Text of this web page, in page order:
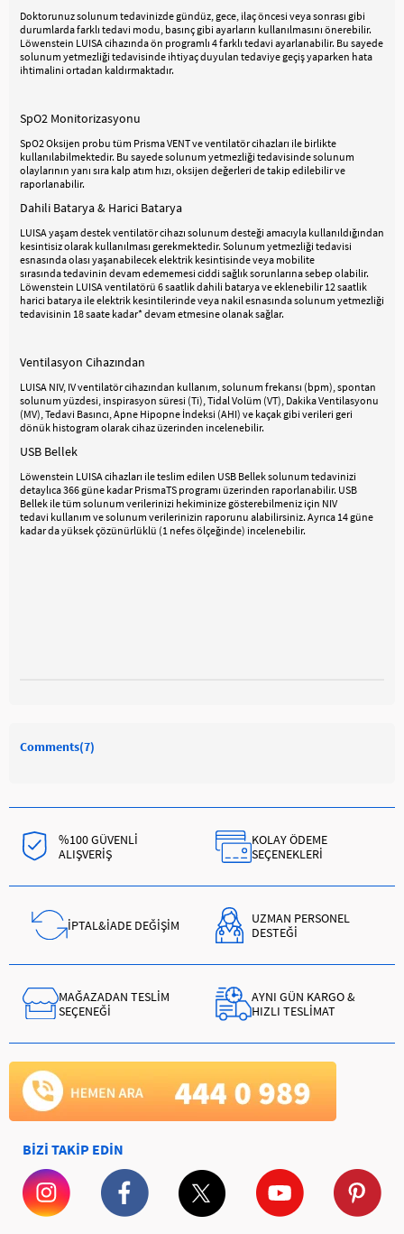
Doktorunuz solunum tedavinizde gündüz, gece, ilaç öncesi veya sonrası gibi
durumlarda farklı tedavi modu, basınç gibi ayarların kullanılmasını önerebilir.
Löwenstein LUISA cihazında ön programlı 4 farklı tedavi ayarlanabilir. Bu sayede
solunum yetmezliği tedavisinde ihtiyaç duyulan tedaviye geçiş yaparken hata
ihtimalini ortadan kaldırmaktadır.
SpO2 Monitorizasyonu
SpO2 Oksijen probu tüm Prisma VENT ve ventilatör cihazları ile birlikte
kullanılabilmektedir. Bu sayede solunum yetmezliği tedavisinde solunum
olaylarının yanı sıra kalp atım hızı, oksijen değerleri de takip edilebilir ve
raporlanabilir.
Dahili Batarya & Harici Batarya
LUISA yaşam destek ventilatör cihazı solunum desteği amacıyla kullanıldığından
kesintisiz olarak kullanılması gerekmektedir. Solunum yetmezliği tedavisi
esnasında olası yaşanabilecek elektrik kesintisinde veya mobilite
sırasında tedavinin devam edememesi ciddi sağlık sorunlarına sebep olabilir.
Löwenstein LUISA ventilatörü 6 saatlik dahili batarya ve eklenebilir 12 saatlik
harici batarya ile elektrik kesintilerinde veya nakil esnasında solunum yetmezliği
tedavisinin 18 saate kadar* devam etmesine olanak sağlar.
Ventilasyon Cihazından
LUISA NIV, IV ventilatör cihazından kullanım, solunum frekansı (bpm), spontan
solunum yüzdesi, inspirasyon süresi (Ti), Tidal Volüm (VT), Dakika Ventilasyonu
(MV), Tedavi Basıncı, Apne Hipopne İndeksi (AHI) ve kaçak gibi verileri geri
dönük histogram olarak cihaz üzerinden incelenebilir.
USB Bellek
Löwenstein LUISA cihazları ile teslim edilen USB Bellek solunum tedavinizi
detaylıca 366 güne kadar PrismaTS programı üzerinden raporlanabilir. USB
Bellek ile tüm solunum verilerinizi hekiminize gösterebilmeniz için NIV
tedavi kullanım ve solunum verilerinizin raporunu alabilirsiniz. Ayrıca 14 güne
kadar da yüksek çözünürlüklü (1 nefes ölçeğinde) incelenebilir.
Comments(7)
%100 GÜVENLİ
ALIŞVERİŞ
KOLAY ÖDEME
SEÇENEKLERİ
İPTAL&İADE DEĞİŞİM
UZMAN PERSONEL
DESTEĞİ
MAĞAZADAN TESLİM
SEÇENEĞİ
AYNI GÜN KARGO &
HIZLI TESLİMAT
BİZİ TAKİP EDİN